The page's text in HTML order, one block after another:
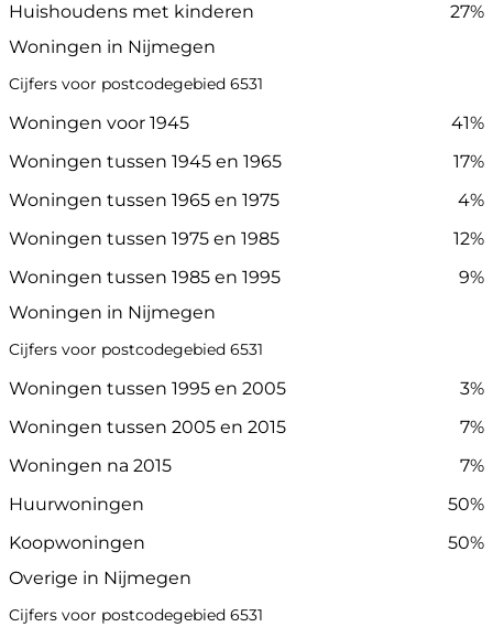
Huishoudens met kinderen
27%
Woningen in Nijmegen
Cijfers voor postcodegebied 6531
Woningen voor 1945
41%
Woningen tussen 1945 en 1965
17%
Woningen tussen 1965 en 1975
4%
Woningen tussen 1975 en 1985
12%
Woningen tussen 1985 en 1995
9%
Woningen in Nijmegen
Cijfers voor postcodegebied 6531
Woningen tussen 1995 en 2005
3%
Woningen tussen 2005 en 2015
7%
Woningen na 2015
7%
Huurwoningen
50%
Koopwoningen
50%
Overige in Nijmegen
Cijfers voor postcodegebied 6531